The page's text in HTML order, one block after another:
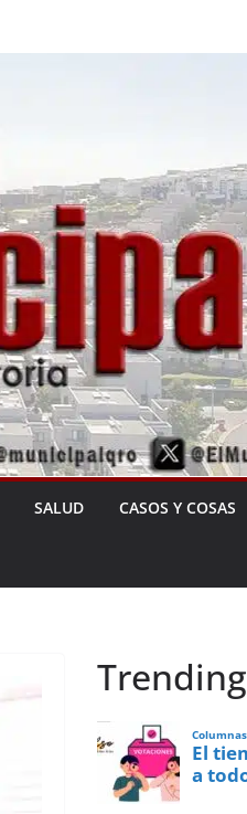
SALUD CASOS Y COSAS
Trending